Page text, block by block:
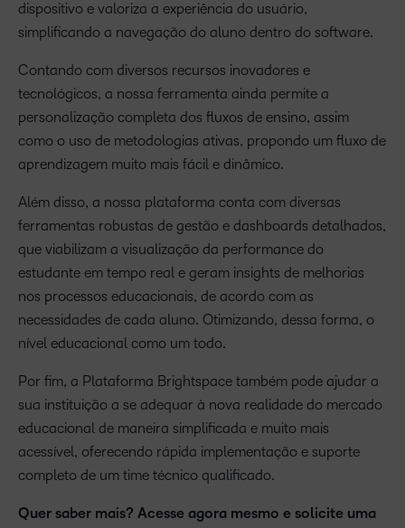
dispositivo e valoriza a experiência do usuário,
simplificando a navegação do aluno dentro do software.
Contando com diversos recursos inovadores e
tecnológicos, a nossa ferramenta ainda permite a
personalização completa dos fluxos de ensino, assim
como o uso de metodologias ativas, propondo um fluxo de
aprendizagem muito mais fácil e dinâmico.
Além disso, a nossa plataforma conta com diversas
ferramentas robustas de gestão e dashboards detalhados,
que viabilizam a visualização da performance do
estudante em tempo real e geram insights de melhorias
nos processos educacionais, de acordo com as
necessidades de cada aluno. Otimizando, dessa forma, o
nível educacional como um todo.
Por fim, a Plataforma Brightspace também pode ajudar a
sua instituição a se adequar à nova realidade do mercado
educacional de maneira simplificada e muito mais
acessível, oferecendo rápida implementação e suporte
completo de um time técnico qualificado.
Quer saber mais? Acesse agora mesmo e solicite uma